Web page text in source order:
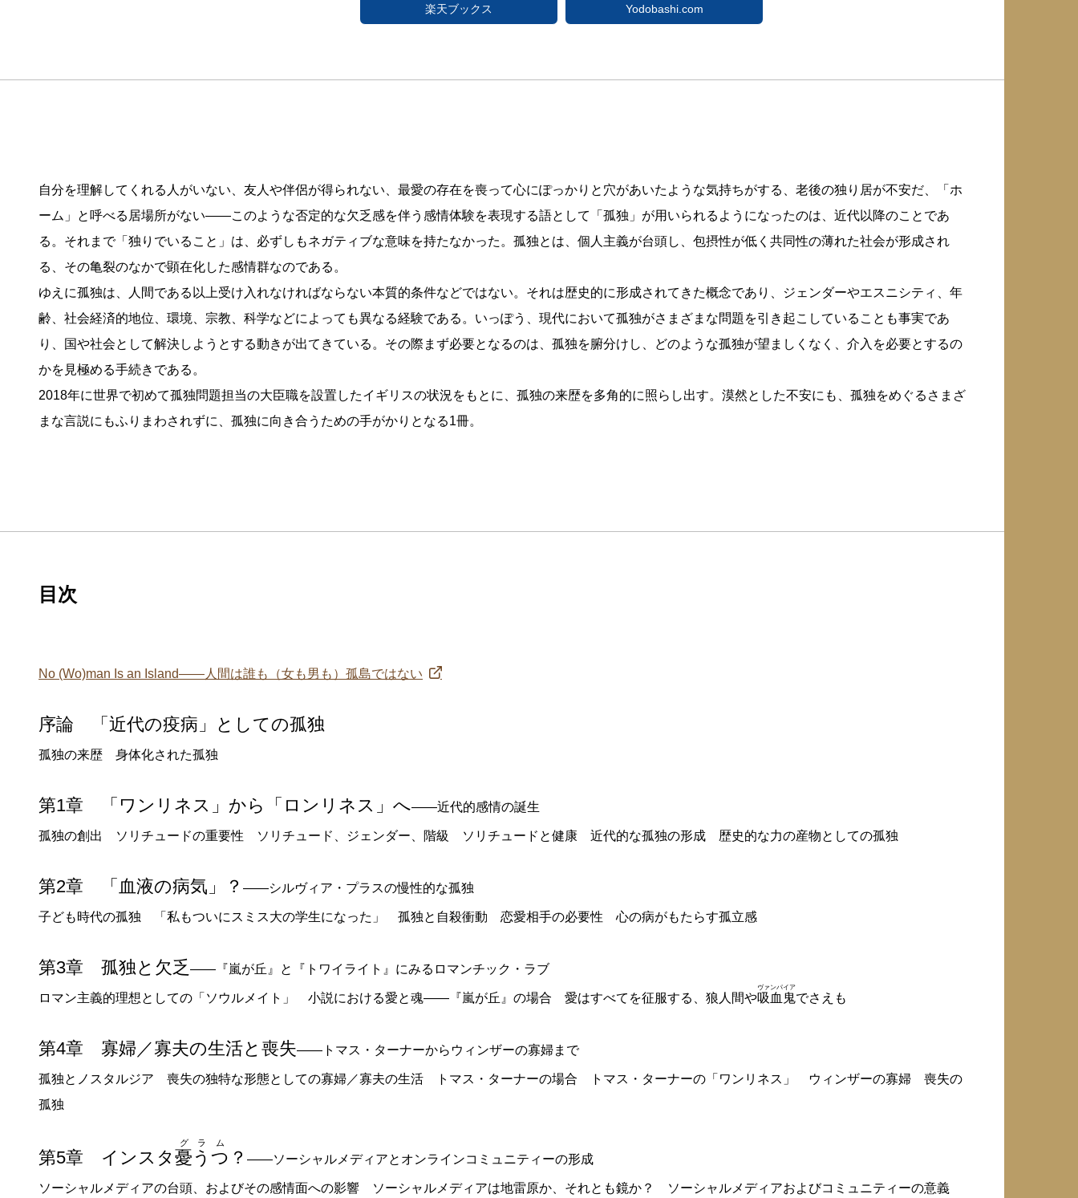
楽天ブックス Yodobashi.com
自分を理解してくれる人がいない、友人や伴侶が得られない、最愛の存在を喪って心にぽっかりと穴があいたような気持ちがする、老後の独り居が不安だ、「ホ
ーム」と呼べる居場所がない――このような否定的な欠乏感を伴う感情体験を表現する語として「孤独」が用いられるようになったのは、近代以降のことであ
る。それまで「独りでいること」は、必ずしもネガティブな意味を持たなかった。孤独とは、個人主義が台頭し、包摂性が低く共同性の薄れた社会が形成され
る、その亀裂のなかで顕在化した感情群なのである。
ゆえに孤独は、人間である以上受け入れなければならない本質的条件などではない。それは歴史的に形成されてきた概念であり、ジェンダーやエスニシティ、年
齢、社会経済的地位、環境、宗教、科学などによっても異なる経験である。いっぽう、現代において孤独がさまざまな問題を引き起こしていることも事実であ
り、国や社会として解決しようとする動きが出てきている。その際まず必要となるのは、孤独を腑分けし、どのような孤独が望ましくなく、介入を必要とするの
かを見極める手続きである。
2018年に世界で初めて孤独問題担当の大臣職を設置したイギリスの状況をもとに、孤独の来歴を多角的に照らし出す。漠然とした不安にも、孤独をめぐるさまざ
まな言説にもふりまわされずに、孤独に向き合うための手がかりとなる1冊。
目次
No (Wo)man Is an Island――人間は誰も（女も男も）孤島ではない
序論 「近代の疫病」としての孤独
孤独の来歴 身体化された孤独
第1章 「ワンリネス」から「ロンリネス」へ――近代的感情の誕生
孤独の創出 ソリチュードの重要性 ソリチュード、ジェンダー、階級 ソリチュードと健康 近代的な孤独の形成 歴史的な力の産物としての孤独
第2章 「血液の病気」？ ――シルヴィア・プラスの慢性的な孤独
子ども時代の孤独 「私もついにスミス大の学生になった」 孤独と自殺衝動 恋愛相手の必要性 心の病がもたらす孤立感
第3章 孤独と欠乏 ――『嵐が丘』と『トワイライト』にみるロマンチック・ラブ
ロマン主義的理想としての「ソウルメイト」 小説における愛と魂――『嵐が丘』の場合 愛はすべてを征服する、狼人間や吸血鬼
ヴァンパイア
でさえも
第4章 寡婦／寡夫の生活と喪失――トマス・ターナーからウィンザーの寡婦まで
孤独とノスタルジア 喪失の独特な形態としての寡婦／寡夫の生活 トマス・ターナーの場合 トマス・ターナーの「ワンリネス」 ウィンザーの寡婦 喪失の
孤独
第5章 インスタ憂うつ
グラム
？ ――ソーシャルメディアとオンラインコミュニティーの形成
ソーシャルメディアの台頭、およびその感情面への影響 ソーシャルメディアは地雷原か、それとも鏡か？ ソーシャルメディアおよびコミュニティーの意義